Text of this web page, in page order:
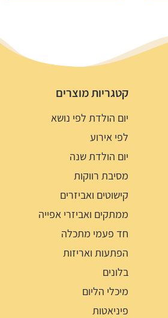
קטגריות מוצרים
יום הולדת לפי נושא
לפי אירוע
יום הולדת שנה
מסיבת רווקות
קישוטים ואביזרים
ממתקים ואביזרי אפייה
חד פעמי מתכלה
הפתעות ואריזות
בלונים
מיכלי הליום
פיניאטות